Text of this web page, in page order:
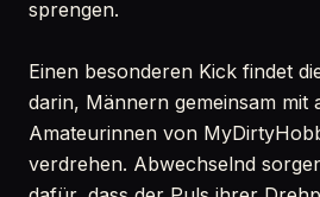
sprengen.
Einen besonderen Kick findet
darin, Männern gemeinsam mit
Amateurinnen von
verdrehen. Abwechselnd